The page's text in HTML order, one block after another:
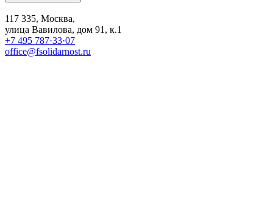
117 335, Москва,
улица Вавилова, дом 91, к.1
+7 495 787·33·07
office@fsolidarnost.ru